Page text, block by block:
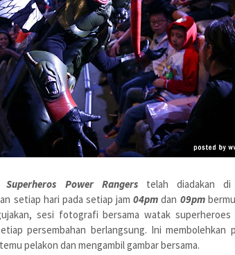
Superheros Power Rangerstelah diadakan di
setiap hari pada setiap jam 04pm dan 09pm
sesi fotografi bersama watak superheroes
persembahan berlangsung. Ini membolehkan
pelakon dan mengambil gambar bersama.